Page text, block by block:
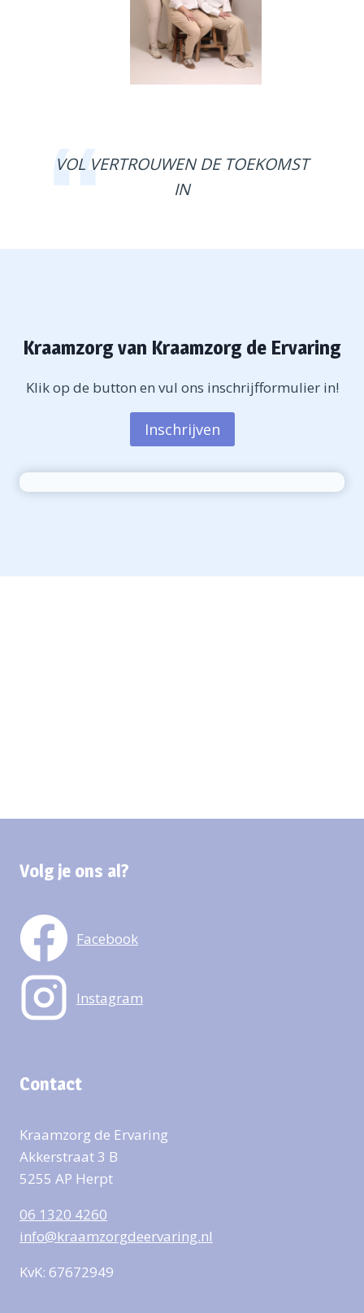
VOL VERTROUWEN DE TOEKOMST
IN
Kraamzorg van Kraamzorg de Ervaring
Klik op de button en vul ons inschrijfformulier in!
Inschrijven
Volg je ons al?
Facebook
Instagram
Contact
Kraamzorg de Ervaring
Akkerstraat 3 B
5255 AP Herpt
06 1320 4260
info@kraamzorgdeervaring.nl
KvK: 67672949